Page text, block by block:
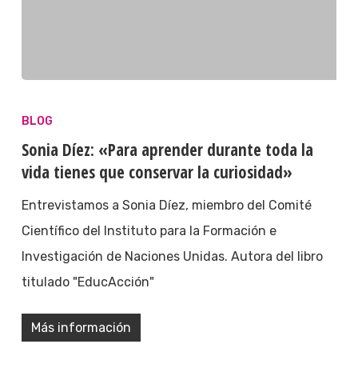
BLOG
Sonia Díez: «Para aprender durante toda la
vida tienes que conservar la curiosidad»
Entrevistamos a Sonia Díez, miembro del Comité
Científico del Instituto para la Formación e
Investigación de Naciones Unidas. Autora del libro
titulado "EducAcción"
Más información